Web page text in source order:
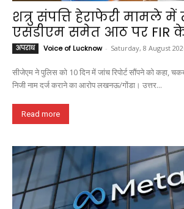
शत्रु संपत्ति हेराफेरी मामले
एसडीएम समेत आठ पर FIR के
अपराध Voice of Lucknow - Saturday, 8 August
सीजेएम ने पुलिस को 10 दिन में जांच रिपोर्ट सौंपने को कहा,
निजी नाम दर्ज कराने का आरोप लखनऊ/गोंडा। उत्तर...
Read more